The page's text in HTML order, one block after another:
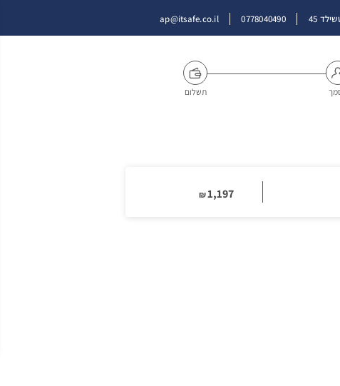
45
0778040490
ap@itsafe.co.il
תשלום
1,197
₪